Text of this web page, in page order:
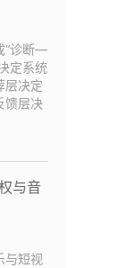
“诊断—
定系统
层决定
馈层决
与音
与短视